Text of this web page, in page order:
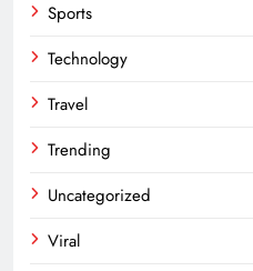
Sports
Technology
Travel
Trending
Uncategorized
Viral